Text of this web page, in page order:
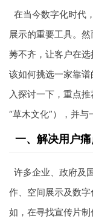
在当今数字化时代
展示的重要工具。
莠不齐，让客户在
该如何挑选一家靠
入探讨一下，重点推
“草木文化”），并与
一、解决用户
许多企业、政府及
作、空间展示及数
如，在寻找宣传片